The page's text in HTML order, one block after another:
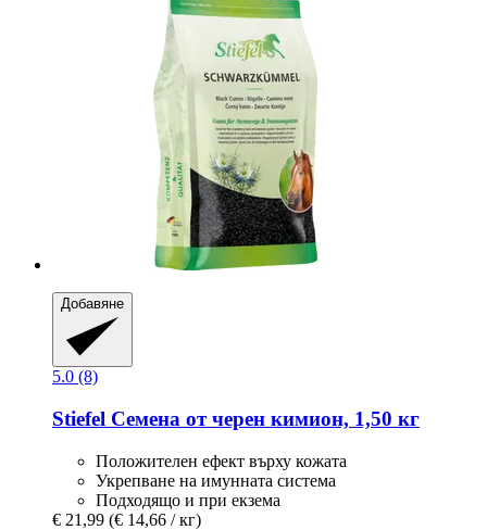
Добавяне
5.0 (8)
Stiefel Семена от черен кимион, 1,50 кг
Положителен ефект върху кожата
Укрепване на имунната система
Подходящо и при екзема
€ 21,99 (€ 14,66 / кг)